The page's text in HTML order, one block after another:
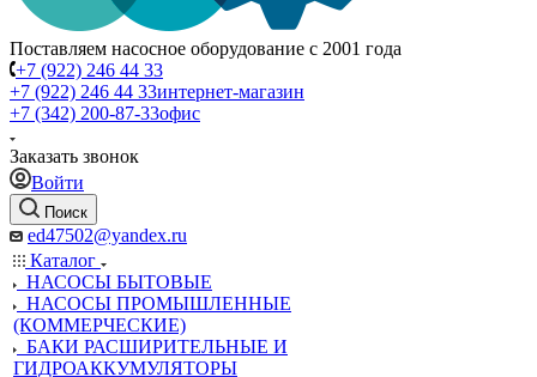
Поставляем насосное оборудование с 2001 года
+7 (922) 246 44 33
+7 (922) 246 44 33интернет-магазин
+7 (342) 200-87-33офис
Заказать звонок
Войти
Поиск
ed47502@yandex.ru
Каталог
НАСОСЫ БЫТОВЫЕ
НАСОСЫ ПРОМЫШЛЕННЫЕ
(КОММЕРЧЕСКИЕ)
БАКИ РАСШИРИТЕЛЬНЫЕ И
ГИДРОАККУМУЛЯТОРЫ